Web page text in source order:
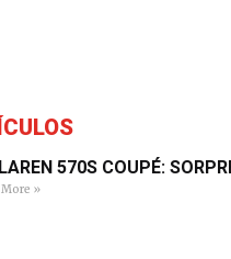
570S COUPÉ:
More »